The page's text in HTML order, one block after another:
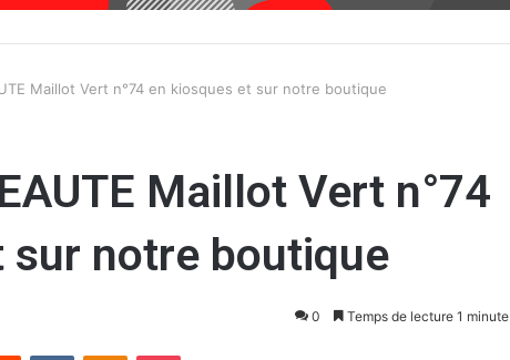
Maillot Vert n°74 en kiosques et sur notre boutique
Maillot Vert n°74
sur notre boutique
0 Temps de lecture 1 minute